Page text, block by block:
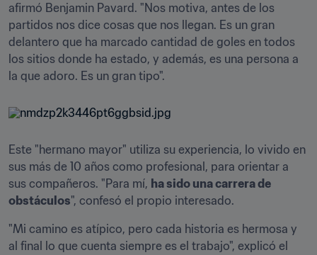
afirmó Benjamin Pavard. "Nos motiva, antes de los
partidos nos dice cosas que nos llegan. Es un gran
delantero que ha marcado cantidad de goles en todos
los sitios donde ha estado, y además, es una persona a
la que adoro. Es un gran tipo".
Este "hermano mayor" utiliza su experiencia, lo vivido en
sus más de 10 años como profesional, para orientar a
sus compañeros. "Para mí, ha sido una carrera de
obstáculos", confesó el propio interesado.
"Mi camino es atípico, pero cada historia es hermosa y
al final lo que cuenta siempre es el trabajo", explicó el